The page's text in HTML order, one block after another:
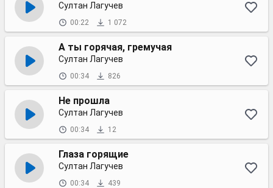
Султан Лагучев
00:22 1 072
А ты горячая, гремучая
Султан Лагучев
00:34 826
Не прошла
Султан Лагучев
00:34 12
Глаза горящие
Султан Лагучев
00:34 439